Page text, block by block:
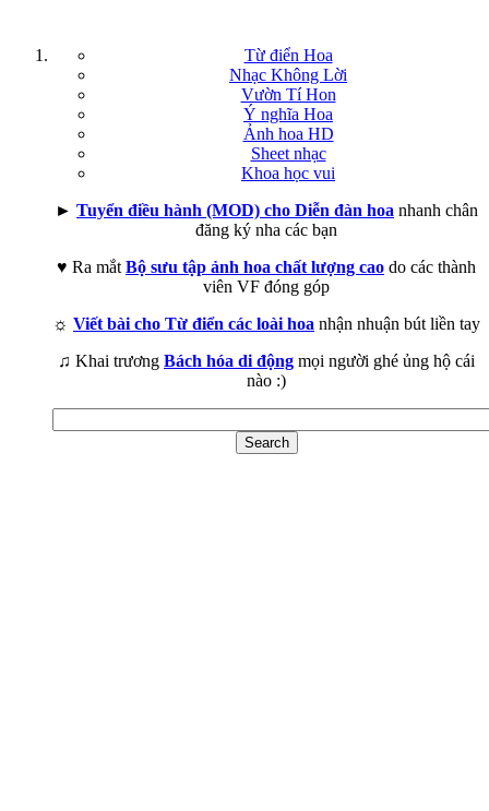
Từ điển Hoa
Nhạc Không Lời
Vườn Tí Hon
Ý nghĩa Hoa
Ảnh hoa HD
Sheet nhạc
Khoa học vui
► Tuyển điều hành (MOD) cho Diễn đàn hoa nhanh chân
đăng ký nha các bạn
♥ Ra mắt Bộ sưu tập ảnh hoa chất lượng cao do các thành
viên VF đóng góp
☼ Viết bài cho Từ điển các loài hoa nhận nhuận bút liền tay
♫ Khai trương Bách hóa di động mọi người ghé ủng hộ cái
nào :)